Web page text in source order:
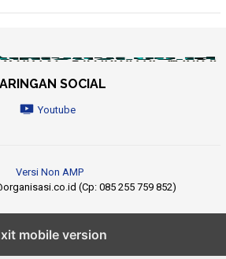
SOCIAL
Youtube
Versi Non AMP
(Cp: 085 255 759 852)
mobile version